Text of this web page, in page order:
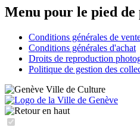
Menu pour le pied de
Conditions générales de
Conditions générales d'achat
Droits de reproduction
Politique de gestion des